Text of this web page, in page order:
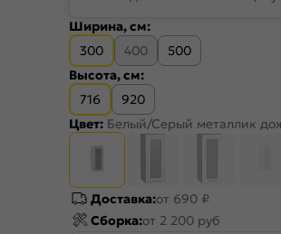
Ширина, см:
300
400
500
Высота, см:
716
920
Цвет: Белый/Серый металлик
Доставка:от 690 ₽
Сборка:от 2 200 руб